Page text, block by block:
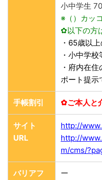
小中学生
※（）カッ
✿以下の方
・65歳以
・小中学
・府内在
ポート提示
手帳割引 ✿ご本人と
サイト
URL
http://
http://
m/cms/
バリアフ ー